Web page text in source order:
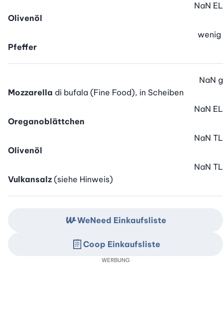
Olivenöl
NaN EL
Pfeffer
wenig
Mozzarella di bufala (Fine Food), in Scheiben
NaN g
Oreganoblättchen
NaN EL
Olivenöl
NaN TL
Vulkansalz (siehe Hinweis)
NaN TL
WeNeed Einkaufsliste
Coop Einkaufsliste
WERBUNG